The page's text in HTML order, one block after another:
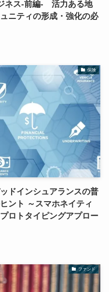
ネス-前編- 活力ある地
ニティの形成・強化の必
保険
ドインシュアランスの普
ント ～スマホネイティ
ロトタイピングアプロー
ファンド